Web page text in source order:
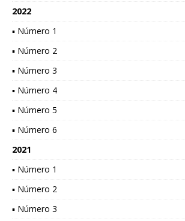
2022
▪ Número 1
▪ Número 2
▪ Número 3
▪ Número 4
▪ Número 5
▪ Número 6
2021
▪ Número 1
▪ Número 2
▪ Número 3